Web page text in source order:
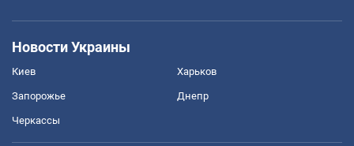
Новости Украины
Киев Харьков
Запорожье Днепр
Черкассы